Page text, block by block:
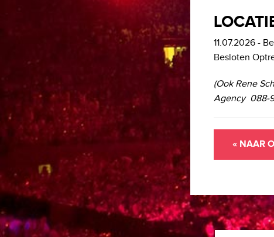
11.07.2026 -
Besloten
(Ook Rene
Agency 088-
« NAAR